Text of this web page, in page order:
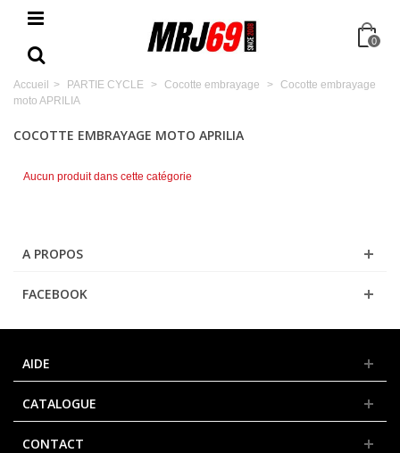
0
Accueil > PARTIE CYCLE > Cocotte embrayage > Cocotte embrayage
moto APRILIA
COCOTTE EMBRAYAGE MOTO APRILIA
Aucun produit dans cette catégorie
A PROPOS
FACEBOOK
AIDE
CATALOGUE
CONTACT